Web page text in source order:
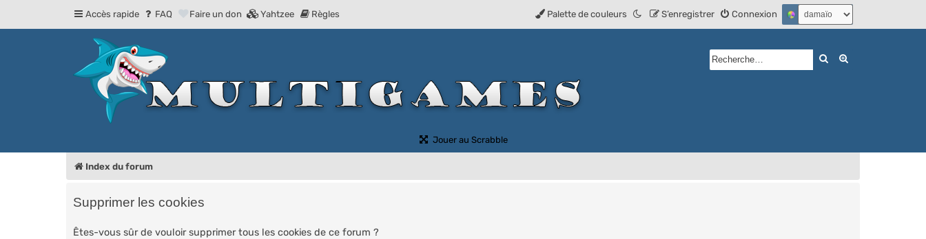
Accès rapide FAQ Faire un don Yahtzee Règles Connexion
S’enregistrer
Palette de couleurs
Rechercher
Jouer au Scrabble(Ouvre un nouvel onglet)
Index du forum
Supprimer les cookies
Êtes-vous sûr de vouloir supprimer tous les cookies de ce forum ?